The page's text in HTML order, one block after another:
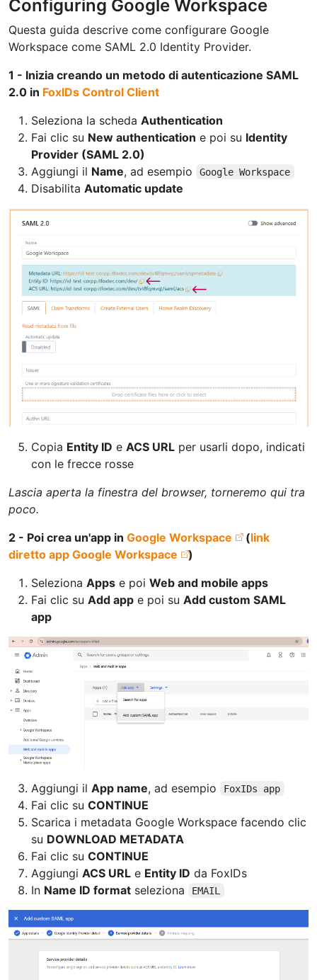
Configuring Google Workspace
Questa guida descrive come configurare Google
Workspace come SAML 2.0 Identity Provider.
1 - Inizia creando un metodo di autenticazione SAML
2.0 in FoxIDs Control Client
Seleziona la scheda Authentication
Fai clic su New authentication e poi su Identity
Provider (SAML 2.0)
Aggiungi il Name, ad esempio Google Workspace
Disabilita Automatic update
Copia Entity ID e ACS URL per usarli dopo, indicati
con le frecce rosse
Lascia aperta la finestra del browser, torneremo qui tra
poco.
2 - Poi crea un'app in Google Workspace (link
diretto app Google Workspace
)
Seleziona Apps e poi Web and mobile apps
Fai clic su Add app e poi su Add custom SAML
app
Aggiungi il App name, ad esempio FoxIDs app
Fai clic su CONTINUE
Scarica i metadata Google Workspace facendo clic
su DOWNLOAD METADATA
Fai clic su CONTINUE
Aggiungi ACS URL e Entity ID da FoxIDs
In Name ID format seleziona EMAIL